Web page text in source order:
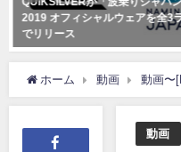
2019 オフィシャルウェアを全3
でリリース
ホーム 動画 動画〜
動画